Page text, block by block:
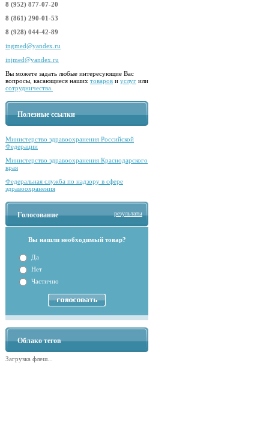
8 (952) 877-07-20
8 (861) 290-01-53
8 (928) 044-42-89
ingmed@yandex.ru
injmed@yandex.ru
Вы можете задать любые интересующие Вас
вопросы, касающиеся наших товаров и услуг или
сотрудничества.
Полезные ссылки
Министерство здравоохранения Российской
Федерации
Министерство здравоохранения Краснодарского
края
Федеральная служба по надзору в сфере
здравоохранения
Голосование результаты
Вы нашли необходимый товар?
Да
Нет
Частично
Облако тегов
Загрузка флеш...